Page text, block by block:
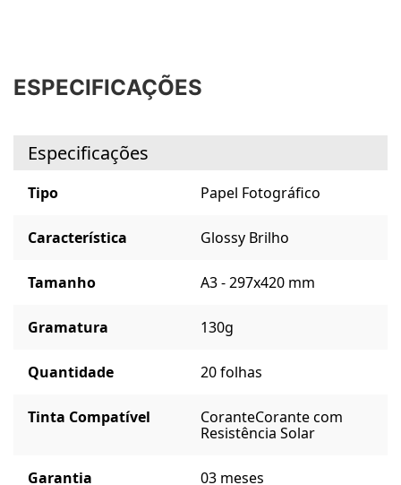
ESPECIFICAÇÕES
Especificações
Tipo Papel Fotográfico
Característica Glossy Brilho
Tamanho A3 - 297x420 mm
Gramatura 130g
Quantidade 20 folhas
Tinta Compatível CoranteCorante com
Resistência Solar
Garantia 03 meses